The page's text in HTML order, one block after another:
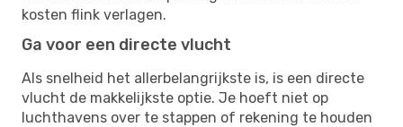
kosten flink verlagen.
Ga voor een directe vlucht
Als snelheid het allerbelangrijkste is, is een directe
vlucht de makkelijkste optie. Je hoeft niet op
luchthavens over te stappen of rekening te houden